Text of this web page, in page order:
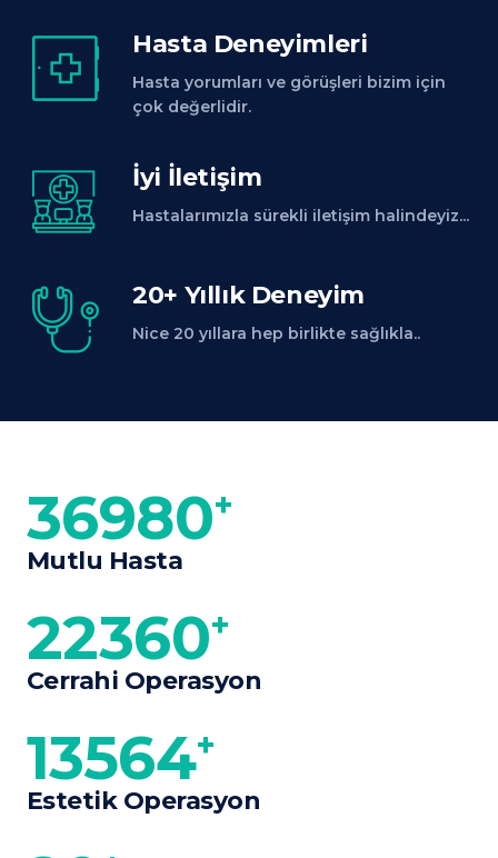
Hasta Deneyimleri
Hasta yorumları ve görüşleri bizim için
çok değerlidir.
İyi İletişim
Hastalarımızla sürekli iletişim halindeyiz...
20+ Yıllık Deneyim
Nice 20 yıllara hep birlikte sağlıkla..
36980+
Mutlu Hasta
22360+
Cerrahi Operasyon
13564+
Estetik Operasyon